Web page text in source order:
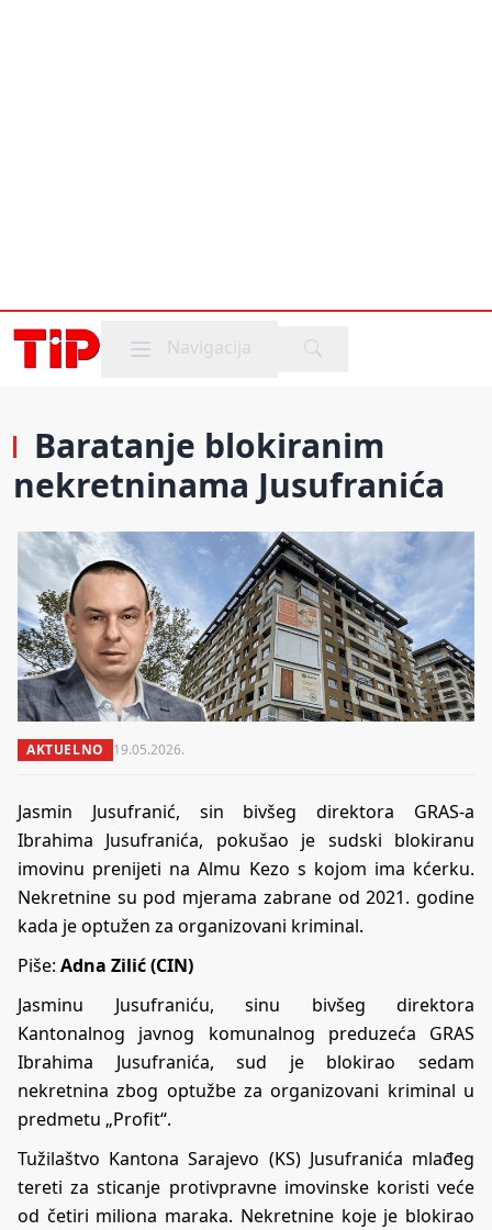
Mobile menu
Navigacija
Baratanje blokiranim
nekretninama Jusufranića
AKTUELNO 19.05.2026.
Jasmin Jusufranić, sin bivšeg direktora GRAS-a
Ibrahima Jusufranića, pokušao je sudski blokiranu
imovinu prenijeti na Almu Kezo s kojom ima kćerku.
Nekretnine su pod mjerama zabrane od 2021. godine
kada je optužen za organizovani kriminal.
Piše: Adna Zilić (CIN)
Jasminu Jusufraniću, sinu bivšeg direktora
Kantonalnog javnog komunalnog preduzeća GRAS
Ibrahima Jusufranića, sud je blokirao sedam
nekretnina zbog optužbe za organizovani kriminal u
predmetu „Profit“.
Tužilaštvo Kantona Sarajevo (KS) Jusufranića mlađeg
tereti za sticanje protivpravne imovinske koristi veće
od četiri miliona maraka. Nekretnine koje je blokirao